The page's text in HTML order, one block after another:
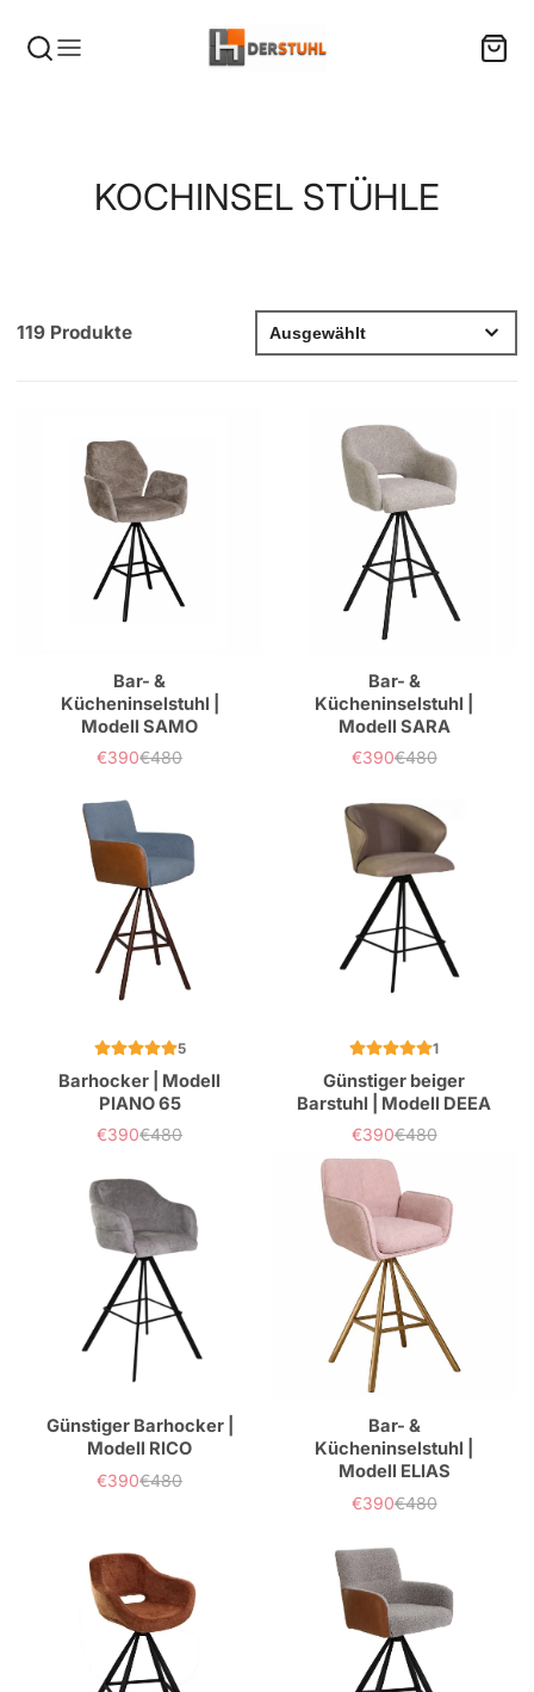
KATEGORIE:
KOCHINSEL STÜHLE
119 Produkte
Bar- &
Kücheninselstuhl |
Modell SAMO
Verkaufspreis
€390Normaler
€480
Bar- &
Kücheninselstuhl |
Modell SARA
Verkaufspreis
€390Normaler
€480
5
Barhocker | Modell
PIANO 65
Verkaufspreis
€390Normaler
€480
1
Günstiger beiger
Barstuhl | Modell DEEA
Verkaufspreis
€390Normaler
Preis
€480
Günstiger Barhocker |
Modell RICO
Verkaufspreis
€390Normaler
€480
Bar- &
Kücheninselstuhl |
Modell ELIAS
Verkaufspreis
€390Normaler
€480